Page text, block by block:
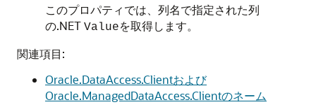
このプロパティでは、列名で指定された列
の.NET Valueを取得します。
関連項目:
Oracle.DataAccess.Clientおよび
Oracle.ManagedDataAccess.Clientのネーム